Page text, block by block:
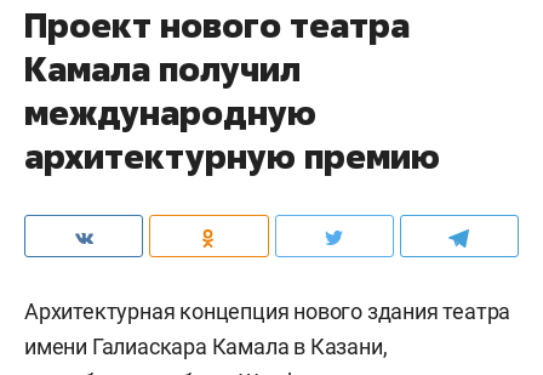
Проект нового театра
Камала получил
международную
архитектурную премию
Архитектурная концепция нового здания театра
имени Галиаскара Камала в Казани,